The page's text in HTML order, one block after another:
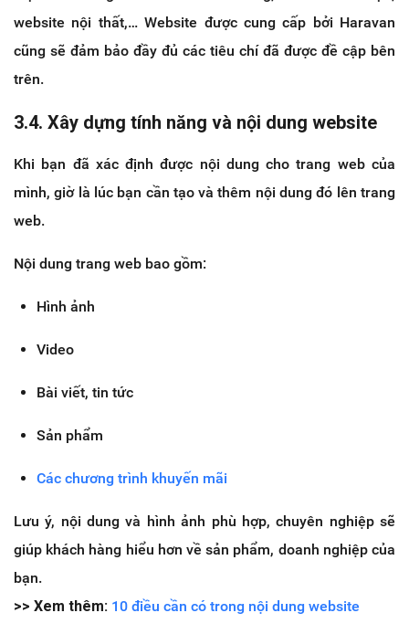
website nội thất,… Website được cung cấp bởi Haravan
cũng sẽ đảm bảo đầy đủ các tiêu chí đã được đề cập bên
trên.
3.4. Xây dựng tính năng và nội dung website
Khi bạn đã xác định được nội dung cho trang web của
mình, giờ là lúc bạn cần tạo và thêm nội dung đó lên trang
web.
Nội dung trang web bao gồm:
Hình ảnh
Video
Bài viết, tin tức
Sản phẩm
Các chương trình khuyến mãi
Lưu ý, nội dung và hình ảnh phù hợp, chuyên nghiệp sẽ
giúp khách hàng hiểu hơn về sản phẩm, doanh nghiệp của
bạn.
>> Xem thêm: 10 điều cần có trong nội dung website